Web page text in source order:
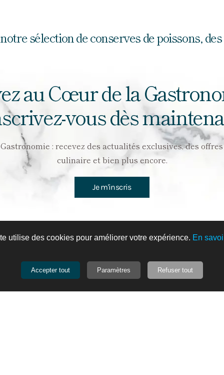
sélection de conserves de poissons,
au Cœur de la
vous dès
: recevez des actualités exclusives, des
culinaire et bien plus encore.
Je m'inscris
Sprats Légèrement Fumés
utilise des cookies pour améliorer votre expérience. En
Accepter tout Paramètres Refuser tout